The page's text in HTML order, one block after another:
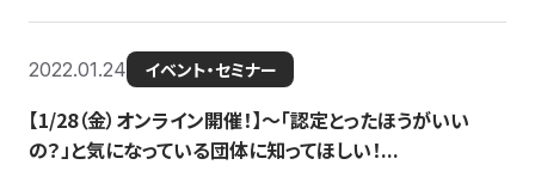
2022.01.24 イベント・セミナー
【1/28（金）オンライン開催！】〜「認定とったほうがいい
の？」と気になっている団体に知ってほしい！...